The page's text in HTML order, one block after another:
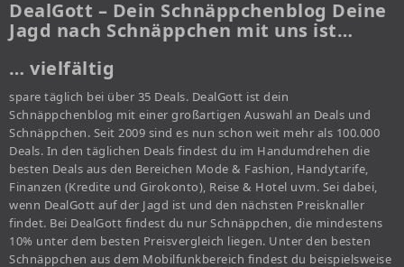
DealGott – Dein Schnäppchenblog Deine
Jagd nach Schnäppchen mit uns ist…
… vielfältig
spare täglich bei über 35 Deals. DealGott ist dein
Schnäppchenblog mit einer großartigen Auswahl an Deals und
Schnäppchen. Seit 2009 sind es nun schon weit mehr als 100.000
Deals. In den täglichen Deals findest du im Handumdrehen die
besten Deals aus den Bereichen Mode & Fashion, Handytarife,
Finanzen (Kredite und Girokonto), Reise & Hotel uvm. Sei dabei,
wenn DealGott auf der Jagd ist und den nächsten Preisknaller
findet. Bei DealGott findest du nur Schnäppchen, die mindestens
10% unter dem besten Preisvergleich liegen. Unter den besten
Schnäppchen aus dem Mobilfunkbereich findest du beispielsweise